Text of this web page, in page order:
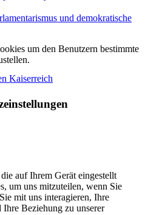
und demokratische
Kaiserreich
um den Benutzern bestimmte
auf Ihrem Gerät eingestellt
um uns mitzuteilen, wenn Sie
mit uns interagieren, Ihre
Beziehung zu unserer